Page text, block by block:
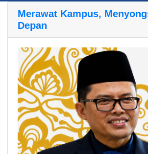
Merawat Kampus,
Depan